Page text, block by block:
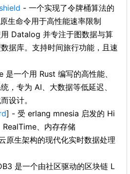
- 一个实现了令牌桶算法的
生命令用于高性能速率限制
Datalog 并专注于图数据与算
据库。支持时间旅行功能，且速
是一个用 Rust 编写的高性能、
，专为 AI、大数据等低延迟、
设计。
] - 受 erlang mnesia 启发的 Hi
、内存存储
原生架构的现代化实时数据处理
是一个由社区驱动的区块链 L